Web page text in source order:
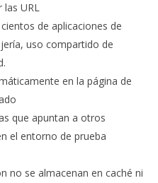
las URL
de aplicaciones de
uso compartido de
en la página de
que apuntan a otros
el entorno de prueba
no se almacenan en caché ni